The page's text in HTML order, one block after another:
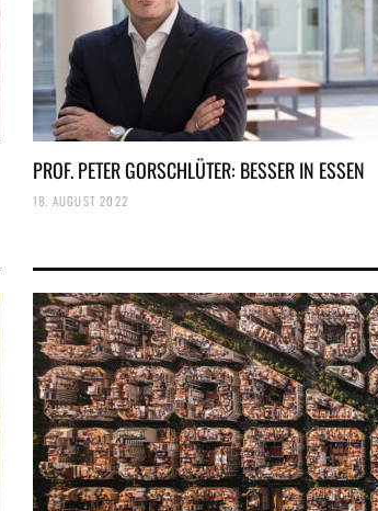
PROF. PETER GORSCHLÜTER: BESSER IN ESSEN
18. AUGUST 2022